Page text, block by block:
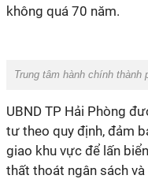
không quá 70 năm.
Trung tâm hành chính thành
UBND TP Hải Phòng
tư theo quy định, đảm
giao khu vực để lấn
thất thoát ngân sách